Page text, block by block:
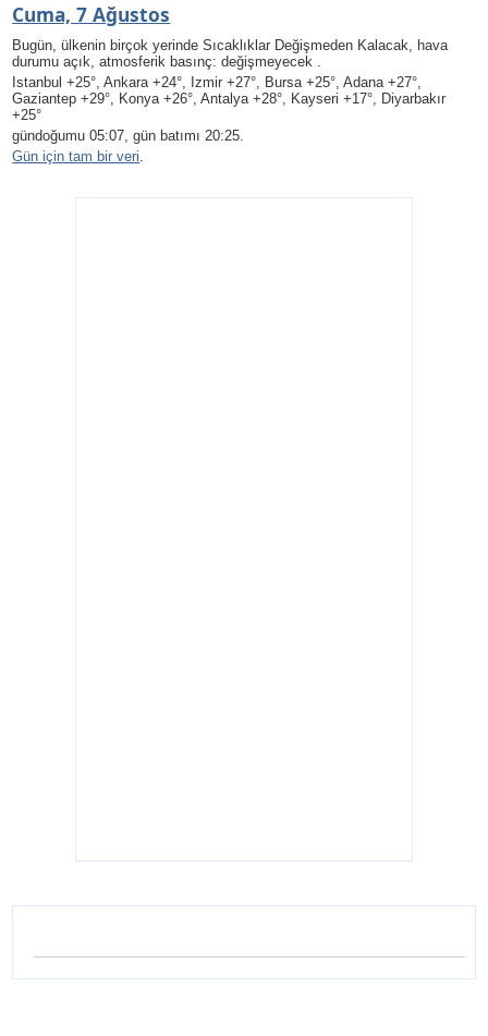
Cuma, 7 Ağustos
Bugün, ülkenin birçok yerinde Sıcaklıklar Değişmeden Kalacak, hava
durumu açık, atmosferik basınç: değişmeyecek .
Istanbul +25°, Ankara +24°, Izmir +27°, Bursa +25°, Adana +27°,
Gaziantep +29°, Konya +26°, Antalya +28°, Kayseri +17°, Diyarbakır
+25°
gündoğumu 05:07, gün batımı 20:25.
Gün için tam bir veri.